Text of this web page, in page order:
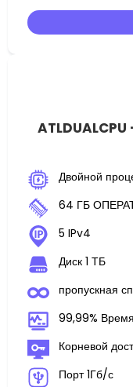
ATLDUALCPU
Двойной
64 ГБ
5 IPv4
Диск 1 ТБ
пропускная
99,99%
Корневой
Порт 1Гб/с